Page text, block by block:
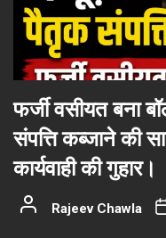
फर्जी वसीयत बना
संपत्ति कब्जाने की
कार्यवाही की गुहार।
Rajeev Chawla